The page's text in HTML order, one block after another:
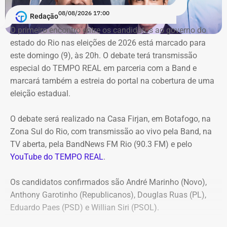
TCE determinou, por unanimidade, que a Prefeitura de
Duque de Caxias anule no prazo de 15 dias o contrato
firmado com a Geo Ambiental para o mesmo fim
(locação de maquinários e equipamentos). Na ocasião, a
Corte ordenou também a suspensão imediata dos
pagamentos decorrentes do acordo milionário, que
ultrapassava R$ 100 milhões.
Montebello Willeman, que apontou uma série de
irregularidades no planejamento da concorrência
eletrônica SRP nº 041/2025 e concluiu que os problemas
comprometem a competitividade do certame e, além
a Secretaria Municipal de Obras e Agricultura e a empresa
vencedora.
Redação08/08/2026 17:00
O primeiro encontro entre os candidatos ao ⁠governo do
estado do Rio nas eleições de 2026 está marcado para
este domingo (9), às 20h. O debate terá transmissão
especial do TEMPO REAL em parceria com a Band e
marcará também a estreia do portal na cobertura de uma
eleição estadual.
O debate será realizado na Casa Firjan, em Botafogo, na
Zona Sul do Rio, com transmissão ao vivo pela Band, na
TV aberta, pela BandNews FM Rio (90.3 FM) e pelo
YouTube do TEMPO REAL.
Os candidatos confirmados são André Marinho (Novo),
Anthony Garotinho (Republicanos), Douglas Ruas (PL),
Eduardo Paes (PSD) e Willian Siri (PSOL).